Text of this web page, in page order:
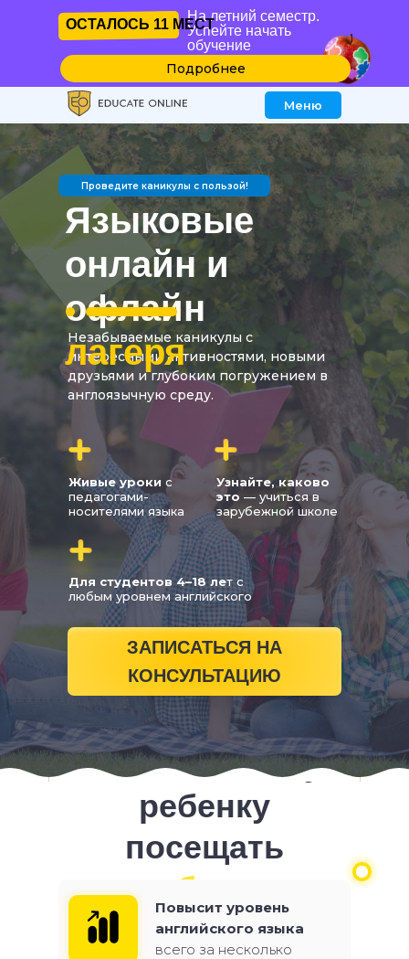
На летний семестр.
Успейте начать
обучение
ОСТАЛОСЬ 11 МЕСТ
Подробнее
с 17 августа
Успейте
начать
обучение
ОСТАЛОСЬ11 МЕСТ Подробнее
Меню
Незабываемые каникулы с
интересными активностями, новыми
друзьями и глубоким погружением в
англоязычную среду.
ЗАПИСАТЬСЯ НА
КОНСУЛЬТАЦИЮ
Языковые
онлайн и
офлайн
лагеря
Проведите каникулы с пользой!
Узнайте, каково
это — учиться в
зарубежной школе
Для студентов 4–18 лет с
любым уровнем английского
Живые уроки с
педагогами-
носителями языка
Зачем вашему
ребенку
посещать
зарубежные
лагеря?
Повысит уровень
английского языка
всего за несколько